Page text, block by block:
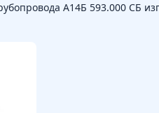
А14Б 593.000 СБ